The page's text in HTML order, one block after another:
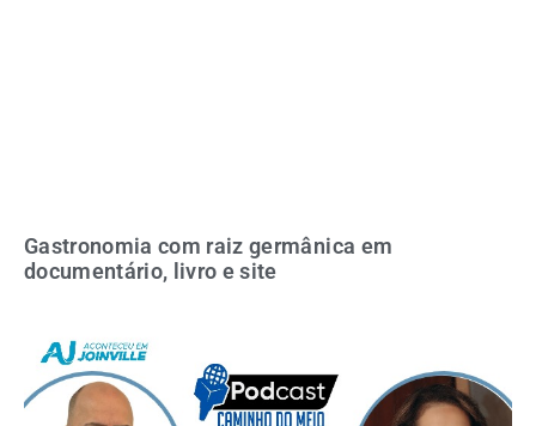
Gastronomia com raiz germânica em
documentário, livro e site